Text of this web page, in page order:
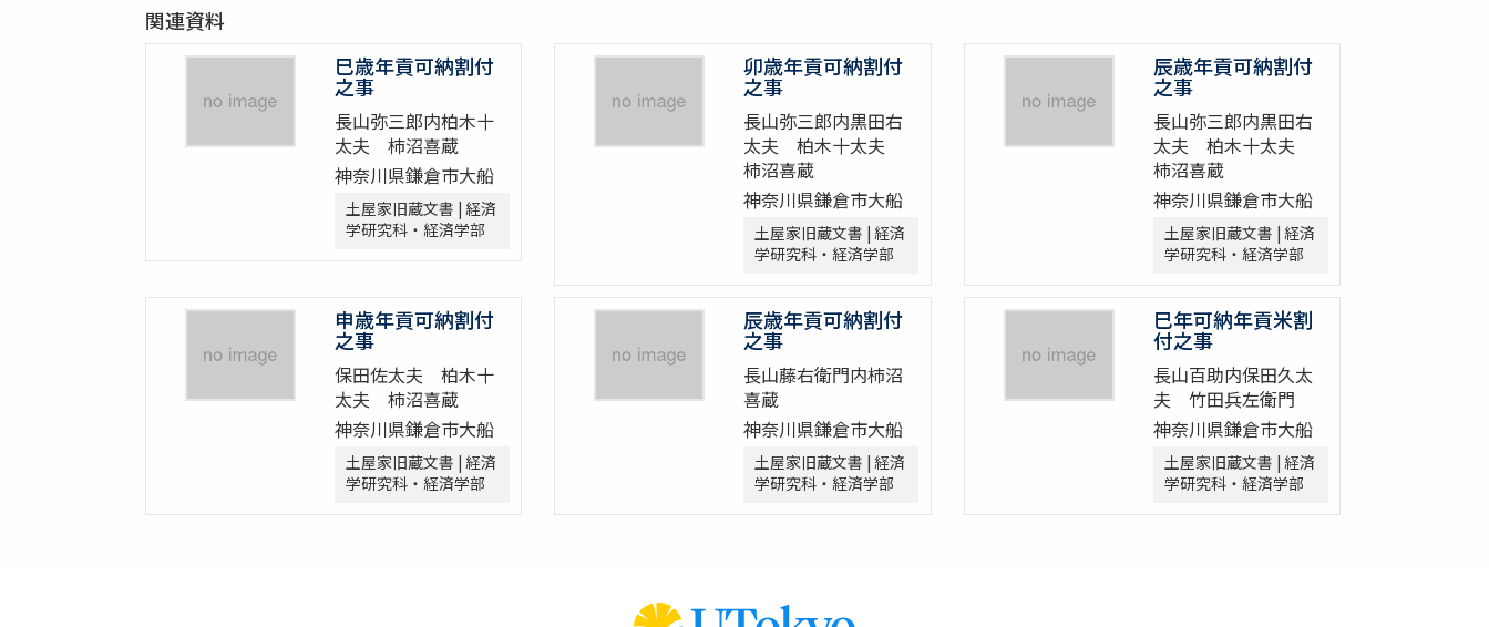
関連資料
巳歳年貢可納割付
之事
長山弥三郎内柏木十
太夫 柿沼喜蔵
神奈川県鎌倉市大船
土屋家旧蔵文書 | 経済
学研究科・経済学部
卯歳年貢可納割付
之事
長山弥三郎内黒田右
太夫 柏木十太夫
柿沼喜蔵
神奈川県鎌倉市大船
土屋家旧蔵文書 | 経済
学研究科・経済学部
辰歳年貢可納割付
之事
長山弥三郎内黒田右
太夫 柏木十太夫
柿沼喜蔵
神奈川県鎌倉市大船
土屋家旧蔵文書 | 経済
学研究科・経済学部
申歳年貢可納割付
之事
保田佐太夫 柏木十
太夫 柿沼喜蔵
神奈川県鎌倉市大船
土屋家旧蔵文書 | 経済
学研究科・経済学部
辰歳年貢可納割付
之事
長山藤右衛門内柿沼
喜蔵
神奈川県鎌倉市大船
土屋家旧蔵文書 | 経済
学研究科・経済学部
巳年可納年貢米割
付之事
長山百助内保田久太
夫 竹田兵左衛門
神奈川県鎌倉市大船
土屋家旧蔵文書 | 経済
学研究科・経済学部